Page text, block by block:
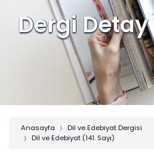
Dergi Detay
Anasayfa
Dil ve Edebiyat Dergisi
Dil ve Edebiyat (141. Sayı)